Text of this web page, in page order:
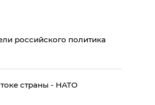
российского политика
страны - НАТО